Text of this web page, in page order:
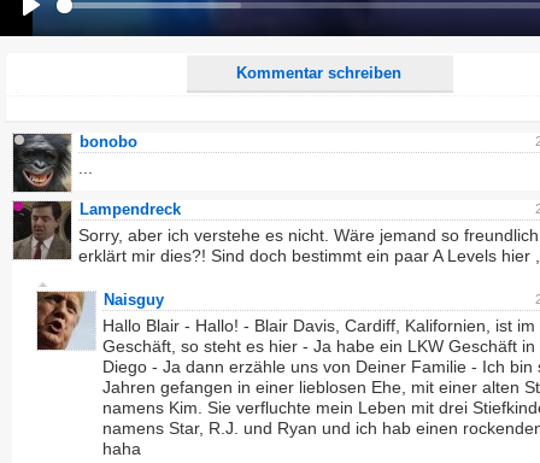
Kommentar schreiben
Ich möchte eine E-Mail, wenn auf dieser Seite weitere Kommentare erscheinen.
bonobo
Lampendreck
Sorry, aber ich verstehe es nicht. Wäre jemand so
erklärt mir dies?! Sind doch bestimmt ein paar A Levels hier
Naisguy
Hallo Blair - Hallo! - Blair Davis, Cardiff, Kalifornien, ist im
Geschäft, so steht es hier - Ja habe ein LKW Geschäft in
Diego - Ja dann erzähle uns von Deiner Familie - Ich bin
Jahren gefangen in einer lieblosen Ehe, mit einer alten
namens Kim. Sie verfluchte mein Leben mit drei
namens Star, R.J. und Ryan und ich hab einen
haha